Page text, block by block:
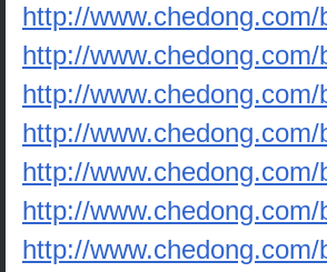
http://
http://
http://
http://
http://
http://
http://